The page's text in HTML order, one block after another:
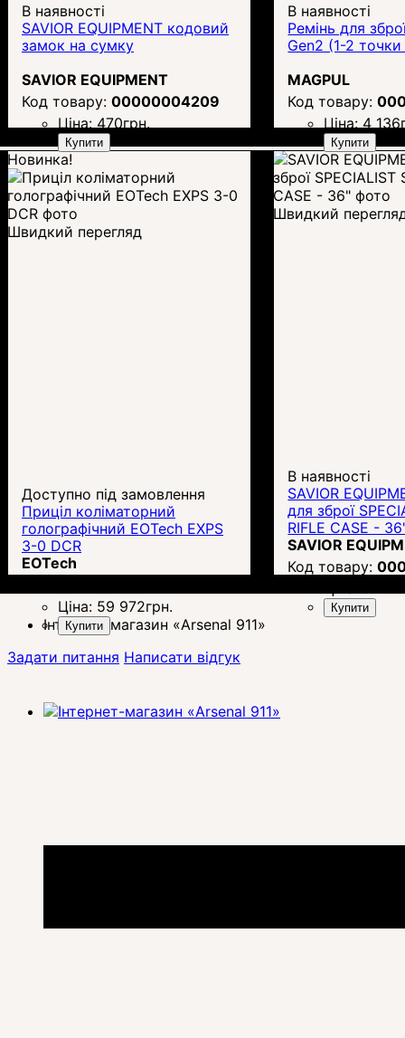
В наявності
SAVIOR EQUIPMENT кодовий
замок на сумку
SAVIOR EQUIPMENT
00000004209
Ціна: 470грн.
Купити
В наявності
Ремінь для
Gen2 (1-2 точки
MAGPUL
Ціна: 4 136
Купити
Новинка!
Швидкий перегляд
Доступно під замовлення
Приціл коліматорний
голографічний EOTech EXPS
3-0 DCR
EOTech
Ціна: 59 972грн.
Купити
Швидкий
В наявності
SAVIOR
для зброї
RIFLE CASE -
SAVIOR
Купити
Інтернет-магазин «Arsenal 911»
Задати питання Написати відгук